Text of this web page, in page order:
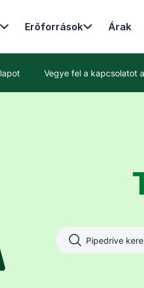
Erőforrások Árak
Vegye fel a kapcsolatot